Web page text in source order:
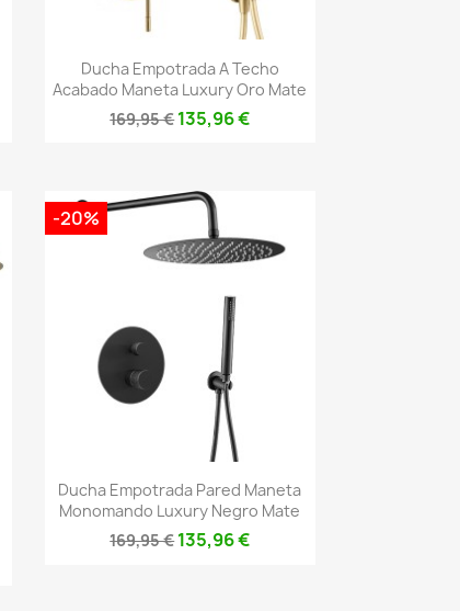
Vista rápida
Ducha Empotrada A Techo
Acabado Maneta Luxury Oro Mate
169,95 €135,96 €
Vista rápida
Ducha Empotrada Pared Maneta
Monomando Luxury Negro Mate
169,95 €135,96 €
-20%